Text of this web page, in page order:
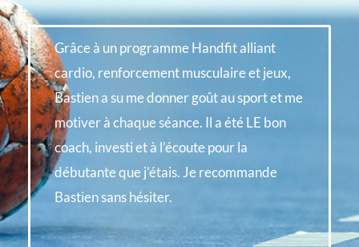
r
a
i
n
o
k
Grâce à un programme Handfit alliant
cardio, renforcement musculaire et jeux,
Bastien a su me donner goût au sport et me
motiver à chaque séance. Il a été LE bon
coach, investi et à l’écoute pour la
débutante que j’étais. Je recommande
Bastien sans hésiter.